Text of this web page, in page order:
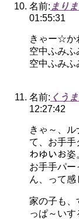
名前: まり
01:55:31
きゃー☆か
空中ふみふ
空中ふみふ
名前: くう
12:27:42
きゃ～、
て、お手手
わゆいお姿
お手手パ
ん、って感
家の子も、
っぱ～い